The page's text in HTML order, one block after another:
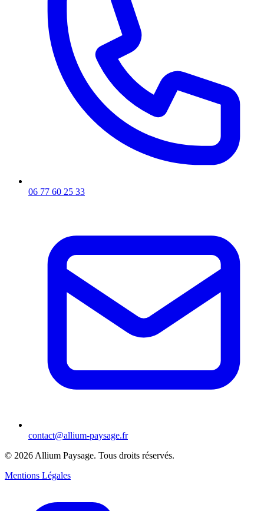
06 77 60 25 33
contact@allium-paysage.fr
© 2026 Allium Paysage. Tous droits réservés.
Mentions Légales